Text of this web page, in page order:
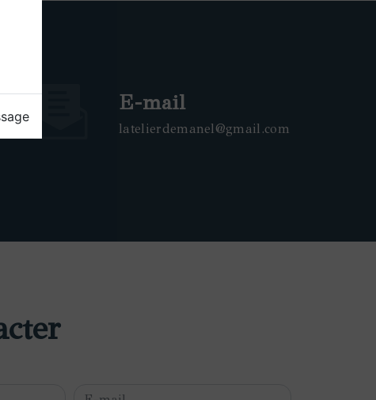
E-mail
latelierdemanel@gmail.com